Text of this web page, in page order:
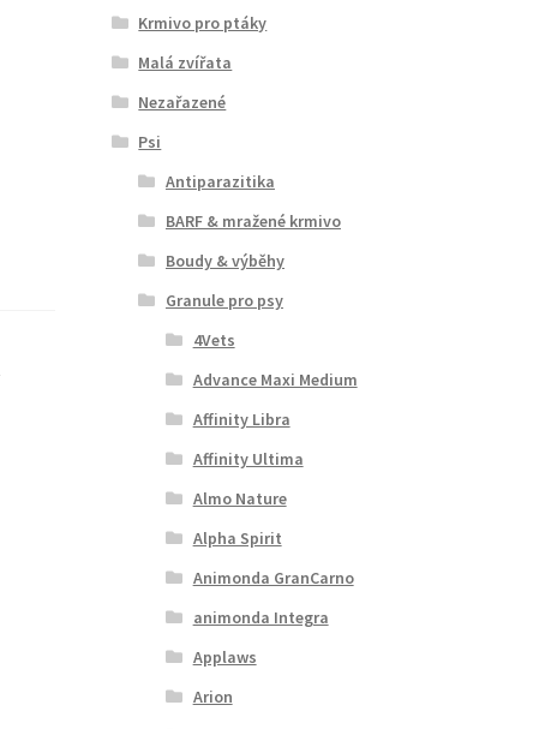
Krmivo pro ptáky
Malá zvířata
Nezařazené
Psi
Antiparazitika
BARF & mražené krmivo
Boudy & výběhy
Granule pro psy
4Vets
Advance Maxi Medium
Affinity Libra
Affinity Ultima
Almo Nature
Alpha Spirit
Animonda GranCarno
animonda Integra
Applaws
Arion